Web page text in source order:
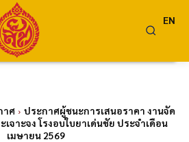
EN
าศ
ประกาศผู้ชนะการเสนอราคา งานจัด
จาะจง โรงอบใบยาเด่นชัย ประจำเดือน
เมษายน 2569